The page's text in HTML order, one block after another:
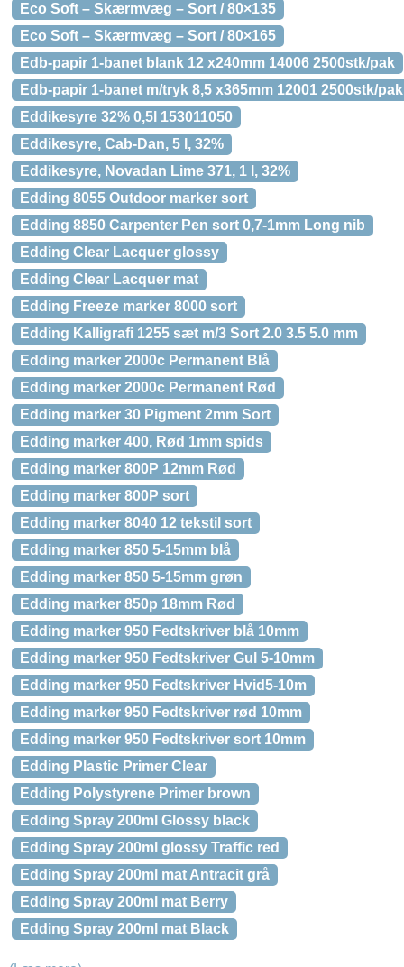
Eco Soft – Skærmvæg – Sort / 80×135
Eco Soft – Skærmvæg – Sort / 80×165
Edb-papir 1-banet blank 12 x240mm 14006 2500stk/pak
Edb-papir 1-banet m/tryk 8,5 x365mm 12001 2500stk/pak
Eddikesyre 32% 0,5l 153011050
Eddikesyre, Cab-Dan, 5 l, 32%
Eddikesyre, Novadan Lime 371, 1 l, 32%
Edding 8055 Outdoor marker sort
Edding 8850 Carpenter Pen sort 0,7-1mm Long nib
Edding Clear Lacquer glossy
Edding Clear Lacquer mat
Edding Freeze marker 8000 sort
Edding Kalligrafi 1255 sæt m/3 Sort 2.0 3.5 5.0 mm
Edding marker 2000c Permanent Blå
Edding marker 2000c Permanent Rød
Edding marker 30 Pigment 2mm Sort
Edding marker 400, Rød 1mm spids
Edding marker 800P 12mm Rød
Edding marker 800P sort
Edding marker 8040 12 tekstil sort
Edding marker 850 5-15mm blå
Edding marker 850 5-15mm grøn
Edding marker 850p 18mm Rød
Edding marker 950 Fedtskriver blå 10mm
Edding marker 950 Fedtskriver Gul 5-10mm
Edding marker 950 Fedtskriver Hvid5-10m
Edding marker 950 Fedtskriver rød 10mm
Edding marker 950 Fedtskriver sort 10mm
Edding Plastic Primer Clear
Edding Polystyrene Primer brown
Edding Spray 200ml Glossy black
Edding Spray 200ml glossy Traffic red
Edding Spray 200ml mat Antracit grå
Edding Spray 200ml mat Berry
Edding Spray 200ml mat Black